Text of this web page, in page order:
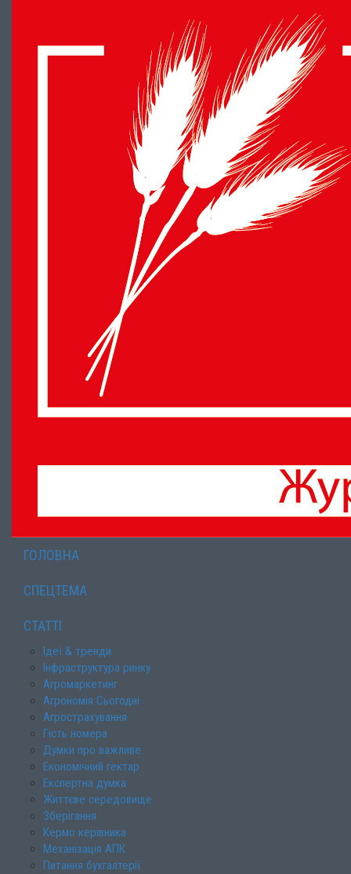
ГОЛОВНА
СПЕЦТЕМА
СТАТТІ
Ідеї & тренди
Інфраструктура ринку
Агромаркетинг
Агрономія Сьогодні
Агрострахування
Гість номера
Думки про важливе
Економічний гектар
Експертна думка
Життєве середовище
Зберігання
Кермо керівника
Механізація АПК
Питання бухгалтерії